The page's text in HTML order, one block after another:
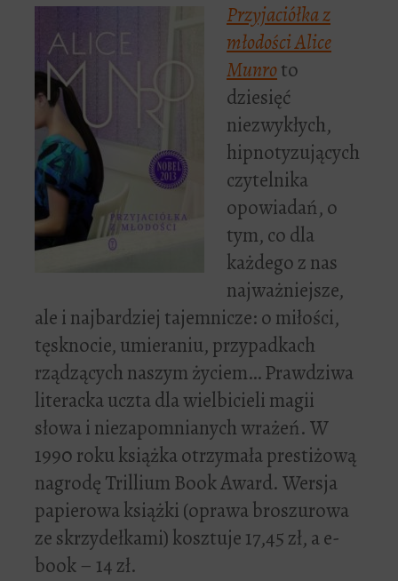
Przyjaciółka z
młodościAlice
Munroto
dziesięć
niezwykłych,
hipnotyzujących
czytelnika
opowiadań, o
tym, co dla
każdego z nas
najważniejsze,
ale i najbardziej tajemnicze: o miłości,
tęsknocie, umieraniu, przypadkach
rządzących naszym życiem… Prawdziwa
literacka uczta dla wielbicieli magii
słowa i niezapomnianych wrażeń. W
1990 roku książka otrzymała prestiżową
nagrodę Trillium Book Award. Wersja
papierowa książki (oprawa broszurowa
ze skrzydełkami) kosztuje 17,45 zł, a e-
book – 14 zł.